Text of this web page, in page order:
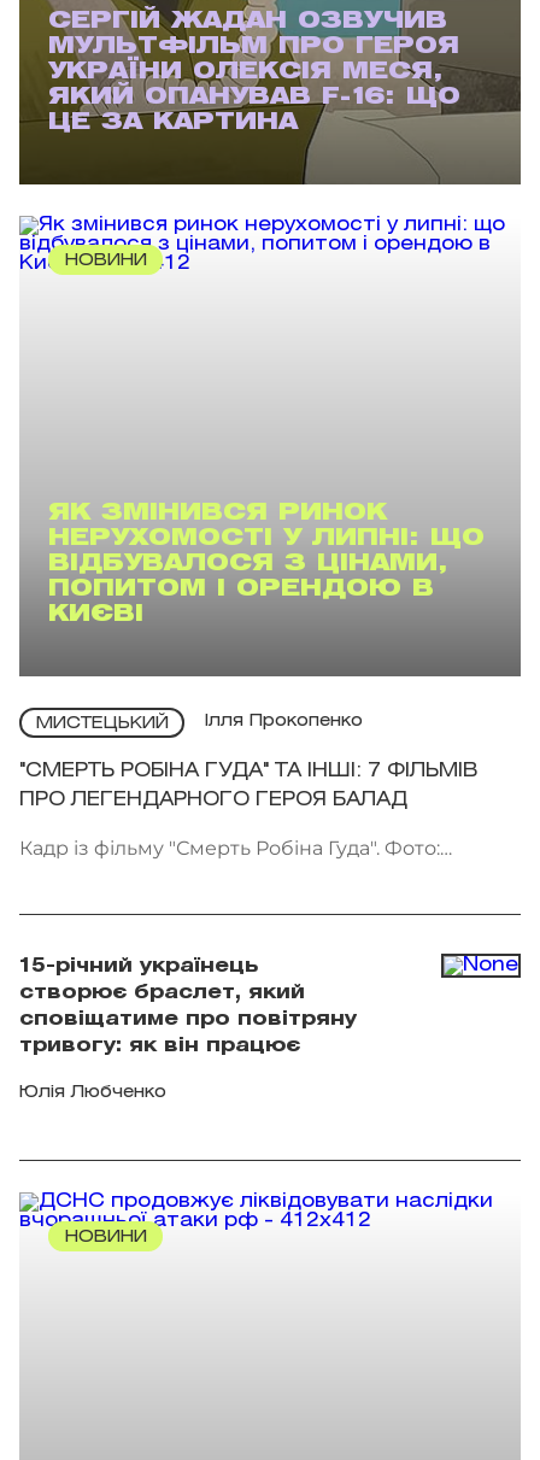
СЕРГІЙ ЖАДАН ОЗВУЧИВ
МУЛЬТФІЛЬМ ПРО ГЕРОЯ
УКРАЇНИ ОЛЕКСІЯ МЕСЯ,
ЯКИЙ ОПАНУВАВ F-16: ЩО
ЦЕ ЗА КАРТИНА
НОВИНИ
ЯК ЗМІНИВСЯ РИНОК
НЕРУХОМОСТІ У ЛИПНІ: ЩО
ВІДБУВАЛОСЯ З ЦІНАМИ,
ПОПИТОМ І ОРЕНДОЮ В
КИЄВІ
МИСТЕЦЬКИЙ Ілля Прокопенко
"СМЕРТЬ РОБІНА ГУДА" ТА ІНШІ: 7 ФІЛЬМІВ
ПРО ЛЕГЕНДАРНОГО ГЕРОЯ БАЛАД
Кадр із фільму "Смерть Робіна Гуда". Фото:
15-річний українець
створює браслет, який
сповіщатиме про повітряну
тривогу: як він працює
Юлія Любченко
НОВИНИ